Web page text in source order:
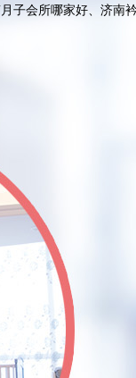
子会所哪家好、济南